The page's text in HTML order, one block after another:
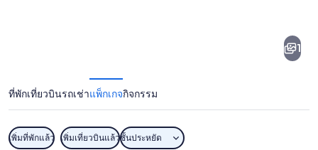
1
ที่พักเที่ยวบินรถเช่าแพ็กเกจกิจกรรม
เพิ่มที่พักแล้ว เพิ่มเที่ยวบินแล้วชั้นประหยัด